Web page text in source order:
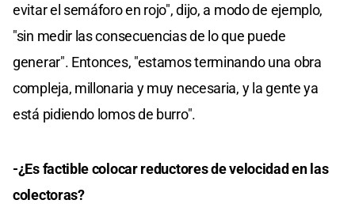
evitar el semáforo en rojo", dijo, a modo de ejemplo,
"sin medir las consecuencias de lo que puede
generar". Entonces, "estamos terminando una obra
compleja, millonaria y muy necesaria, y la gente ya
está pidiendo lomos de burro".
-¿Es factible colocar reductores de velocidad en las
colectoras?